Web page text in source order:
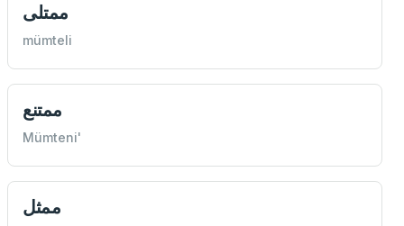
ممتلی
mümteli
ممتنع
Mümteni'
ممثل